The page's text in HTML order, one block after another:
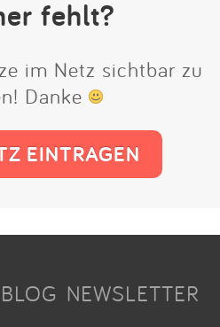
fehlt?
im Netz sichtbar zu
Danke
EINTRAGEN
BLOG NEWSLETTER